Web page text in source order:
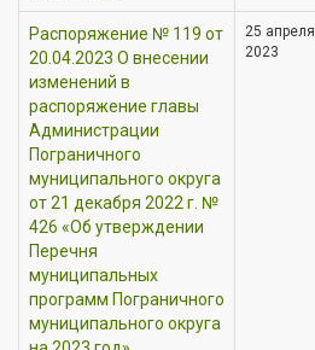
Распоряжение № 119 от
20.04.2023 О внесении
изменений в
распоряжение главы
Администрации
Пограничного
муниципального округа
от 21 декабря 2022 г. №
426 «Об утверждении
Перечня
муниципальных
программ Пограничного
муниципального округа
25 апреля
2023